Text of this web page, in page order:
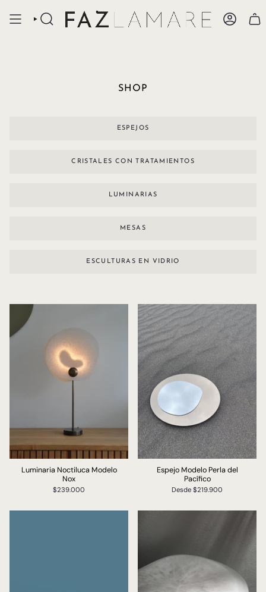
contenido
BÚSQUEDA CUENTA
SHOP
ESPEJOS
CRISTALES CON TRATAMIENTOS
LUMINARIAS
MESAS
ESCULTURAS EN VIDRIO
Luminaria Noctiluca Modelo
Nox
$239.000
Espejo Modelo Perla del
Pacífico
Desde $219.900